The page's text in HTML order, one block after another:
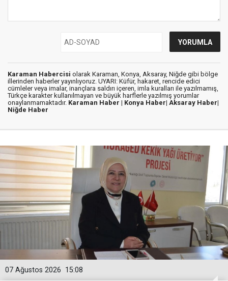
Karaman Habercisi olarak Karaman, Konya, Aksaray, Niğde gibi bölge
illerinden haberler yayınlıyoruz. UYARI: Küfür, hakaret, rencide edici
cümleler veya imalar, inançlara saldırı içeren, imla kuralları ile yazılmamış,
Türkçe karakter kullanılmayan ve büyük harflerle yazılmış yorumlar
onaylanmamaktadır. Karaman Haber | Konya Haber| Aksaray Haber|
Niğde Haber
15:08
07 Ağustos 2026